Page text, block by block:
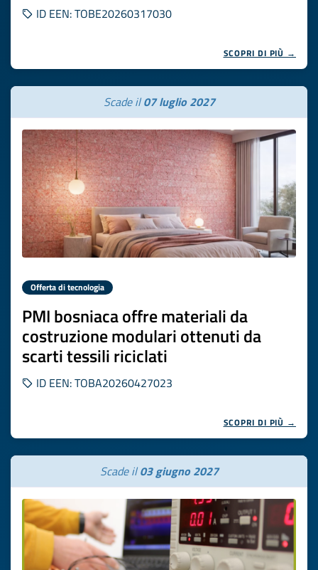
ID EEN: TOBE20260317030
SCOPRI DI PIÙ →
Scade il07 luglio 2027
Offerta di tecnologia
PMI bosniaca offre materiali da
costruzione modulari ottenuti da
scarti tessili riciclati
ID EEN: TOBA20260427023
SCOPRI DI PIÙ →
Scade il03 giugno 2027